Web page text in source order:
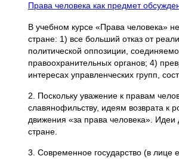
Права человека как предмет
В учебном курсе «Права человека»
стране: 1) все больший отказ от
политической оппозиции,
правоохранительных органов; 4)
интересах управленческих групп,
2. Поскольку уважение к правам
славянофильству, идеям возврата к
движения «за права человека».
стране.
3. Современное государство (в лице